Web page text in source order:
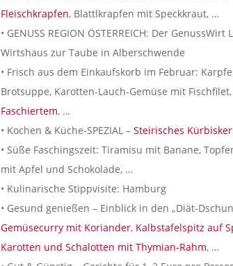
Fleischkrapfen, Blattlkrapfen mit Speckkraut, …
• GENUSS REGION ÖSTERREICH: Der
Wirtshaus zur Taube in Alberschwende
• Frisch aus dem Einkaufskorb im Februar:
Brotsuppe, Karotten-Lauch-Gemüse mit Fischfilet,
Faschiertem, …
• Kochen & Küche-SPEZIAL – Steirisches
• Süße Faschingszeit: Tiramisu mit Banane,
mit Apfel und Schokolade, …
• Kulinarische Stippvisite: Hamburg
• Gesund genießen – Einblick in den „Diät-
Gemüsecurry mit Koriander, Kalbstafelspitz auf
Karotten und Schalotten mit Thymian-Rahm, …